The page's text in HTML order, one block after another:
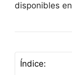
disponibles
Índice: